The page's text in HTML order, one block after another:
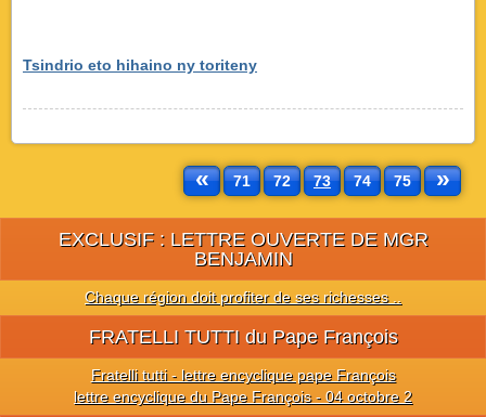
Tsindrio eto hihaino ny toriteny
« 71 72 73 74 75 »
EXCLUSIF : LETTRE OUVERTE DE MGR
BENJAMIN
Chaque région doit profiter de ses richesses ..
FRATELLI TUTTI du Pape François
Fratelli tutti - lettre encyclique pape François
lettre encyclique du Pape François - 04 octobre 2